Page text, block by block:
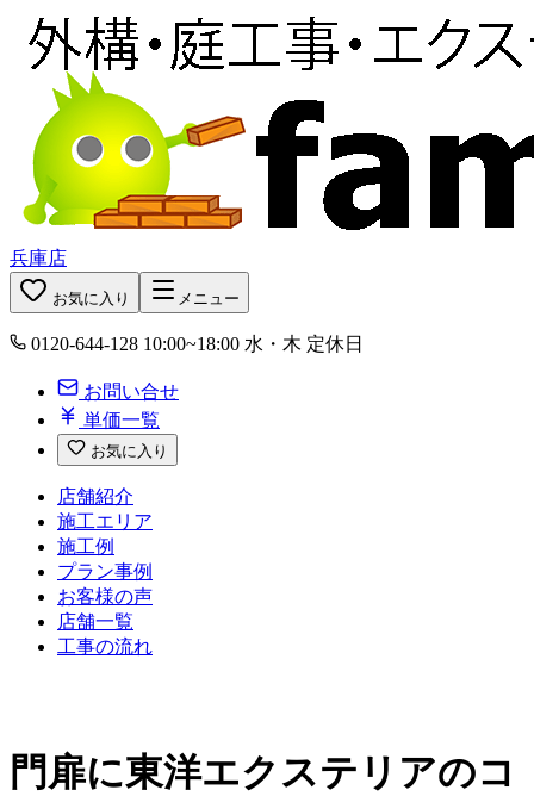
兵庫店
お気に入り メニュー
0120-644-128 10:00~18:00 水・木 定休日
お問い合せ
単価一覧
お気に入り
店舗紹介
施工エリア
施工例
プラン事例
お客様の声
店舗一覧
工事の流れ
門扉に東洋エクステリアのコ